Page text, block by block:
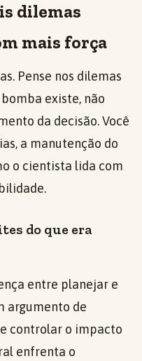
dilemas
mais força
Pense nos dilemas
existe, não
da decisão. Você
a manutenção do
o cientista lida com
do que era
entre planejar e
argumento de
controlar o impacto
enfrenta o